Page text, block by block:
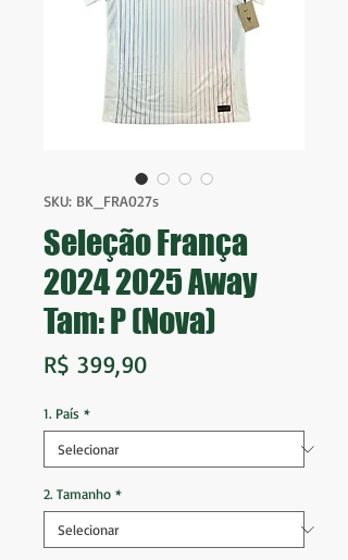
SKU: BK_FRA027s
Seleção França
2024 2025 Away
Tam: P (Nova)
R$ 399,90Preço
1. País *
2. Tamanho *